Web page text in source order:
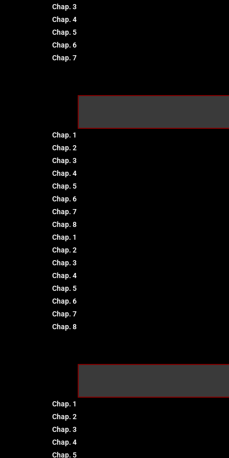
Chap. 3
Chap. 4
Chap. 5
Chap. 6
Chap. 7
Chap. 1
Chap. 2
Chap. 3
Chap. 4
Chap. 5
Chap. 6
Chap. 7
Chap. 8
Chap. 1
Chap. 2
Chap. 3
Chap. 4
Chap. 5
Chap. 6
Chap. 7
Chap. 8
Chap. 1
Chap. 2
Chap. 3
Chap. 4
Chap. 5